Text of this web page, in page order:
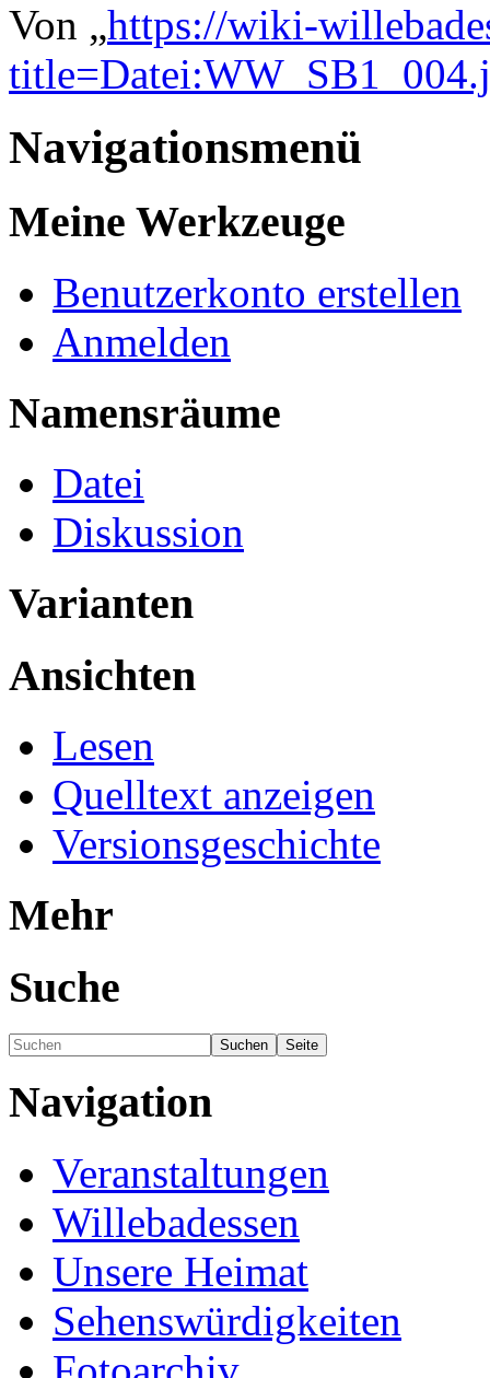
Von „https://wiki-
Navigationsmenü
Meine Werkzeuge
Benutzerkonto erstellen
Anmelden
Namensräume
Datei
Diskussion
Varianten
Ansichten
Lesen
Quelltext anzeigen
Versionsgeschichte
Mehr
Suche
Navigation
Veranstaltungen
Willebadessen
Unsere Heimat
Sehenswürdigkeiten